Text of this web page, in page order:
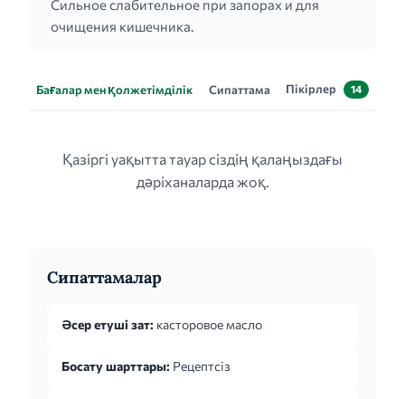
Сильное слабительное при запорах и для
очищения кишечника.
Бағалар мен қолжетімділік Сипаттама Пікірлер 14
Қазіргі уақытта тауар сіздің қалаңыздағы
дәріханаларда жоқ.
Сипаттамалар
Әсер етуші зат: касторовое масло
Босату шарттары: Рецептсіз